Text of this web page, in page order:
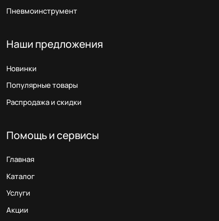
Пневмоинструмент
Наши предложения
Новинки
Популярные товары
Распродажа и скидки
Помощь и сервисы
Главная
Каталог
Услуги
Акции